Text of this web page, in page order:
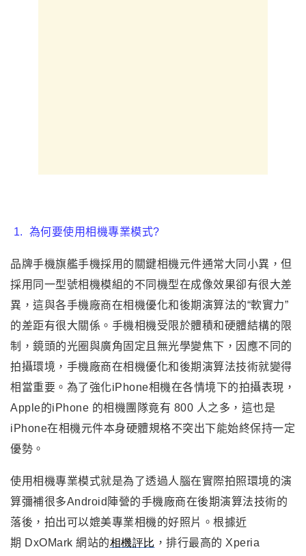
1. 為何要使用相機專業模式?
品牌手機旗艦手機採用的關鍵相機元件通常大同小異，但
採用同一型號相機模組的不同機型在成像效果卻有很大差
異，這與各手機廠商在相機優化和後期演算法的“軟實力”
的差距有很大關係。手機相機受限於體積和硬體結構的限
制，鏡頭的光圈與廣角固定且無光學變焦下，因應不同的
拍攝環境，手機廠商在相機優化和後期演算法技術就變得
相當重要。為了強化iPhone相機在各情境下的拍攝表現，
Apple的iPhone 的相機團隊竟有 800 人之多，這也是
iPhone在相機元件本身硬體規格不突出下能始終保持一定
優勢 。
使用相機專業模式就是為了透過人腦在實際拍照環境的演
算彌補很多Android陣營的手機廠商在後期演算法技術的
落後，拍出可以媲美專業相機的好照片。根據近
期 DxOMark 網站的相機評比 ，排行最高的 Xperia